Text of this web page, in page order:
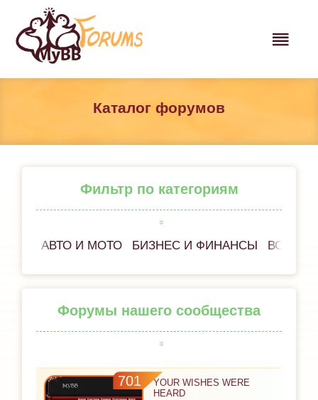
Каталог форумов
Фильтр по категориям
АВТО И МОТО БИЗНЕС И ФИНАНСЫ ВСЁ
Форумы нашего сообщества
701
YOUR WISHES WERE
HEARD